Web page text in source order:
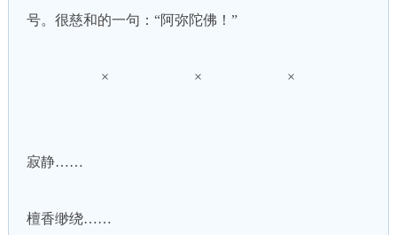
号。很慈和的一句：“阿弥陀佛！”
× × ×
寂静……
檀香缈绕……